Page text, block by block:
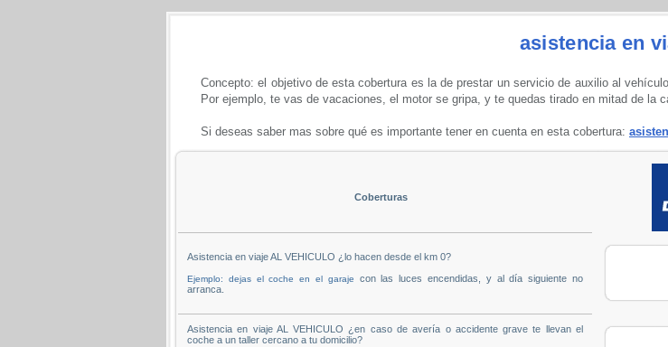
asistencia en
Concepto: el objetivo de esta cobertura es la de prestar un servicio de auxilio al
Por ejemplo, te vas de vacaciones, el motor se gripa, y te quedas tirado en mitad de la
Si deseas saber mas sobre qué es importante tener en cuenta en esta cobertura:
Coberturas
Asistencia en viaje AL VEHICULO ¿lo hacen desde el km 0?
Ejemplo: dejas el coche en el garaje
con las luces encendidas, y al día siguiente no
arranca.
Asistencia en viaje AL VEHICULO ¿en caso de avería o accidente grave te llevan el
coche a un taller cercano a tu domicilio?